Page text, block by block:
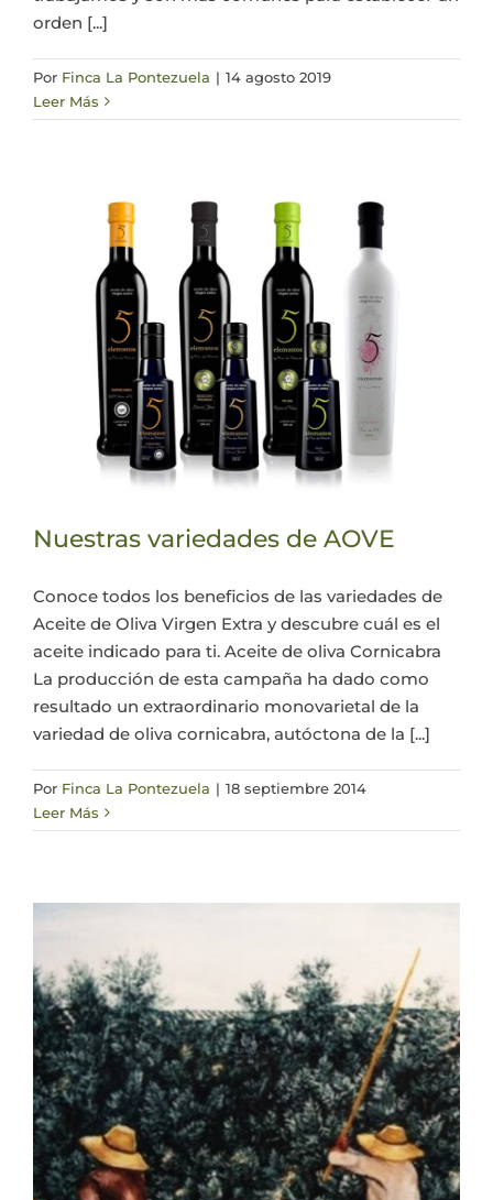
orden [...]
Por Finca La Pontezuela | 14 agosto 2019
Leer Más
Nuestras variedades de AOVE
Conoce todos los beneficios de las variedades de
Aceite de Oliva Virgen Extra y descubre cuál es el
aceite indicado para ti. Aceite de oliva Cornicabra
La producción de esta campaña ha dado como
resultado un extraordinario monovarietal de la
variedad de oliva cornicabra, autóctona de la [...]
Por Finca La Pontezuela | 18 septiembre 2014
Leer Más